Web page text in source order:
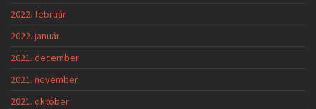
2022. február
2022. január
2021. december
2021. november
2021. október